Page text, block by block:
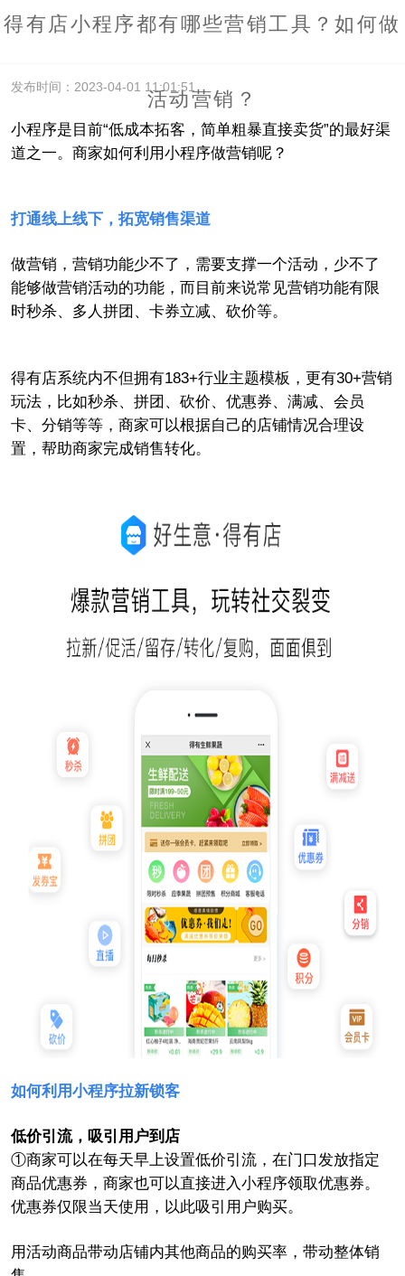
得有店小程序都有哪些营销工具？如何做
活动营销？
发布时间：2023-04-01 11:01:51
小程序是目前“低成本拓客，简单粗暴直接卖货”的最好渠
道之一。商家如何利用小程序做营销呢？
打通线上线下，拓宽销售渠道
做营销，营销功能少不了，需要支撑一个活动，少不了
能够做营销活动的功能，而目前来说常见营销功能有限
时秒杀、多人拼团、卡券立减、砍价等。
得有店系统内不但拥有183+行业主题模板，更有30+营销
玩法，比如秒杀、拼团、砍价、优惠券、满减、会员
卡、分销等等，商家可以根据自己的店铺情况合理设
置，帮助商家完成销售转化。
如何利用小程序拉新锁客
低价引流，吸引用户到店
①商家可以在每天早上设置低价引流，在门口发放指定
商品优惠券，商家也可以直接进入小程序领取优惠券。
优惠券仅限当天使用，以此吸引用户购买。
用活动商品带动店铺内其他商品的购买率，带动整体销